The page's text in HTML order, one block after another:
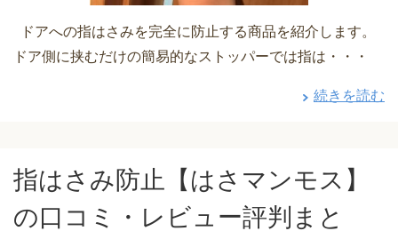
ドアへの指はさみを完全に防止する商品を紹介します。
ドア側に挟むだけの簡易的なストッパーでは指は・・・
続きを読む
指はさみ防止【はさマンモス】
の口コミ・レビュー評判まと